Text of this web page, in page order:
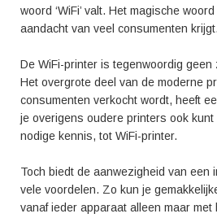
woord ‘WiFi’ valt. Het magische
aandacht van veel consumenten krijgt.
De WiFi-printer is tegenwoordig geen
Het overgrote deel van de moderne
consumenten verkocht wordt, heeft
je overigens oudere printers ook kunt
nodige kennis, tot WiFi-printer.
Toch biedt de aanwezigheid van een
vele voordelen. Zo kun je
vanaf ieder apparaat alleen maar met